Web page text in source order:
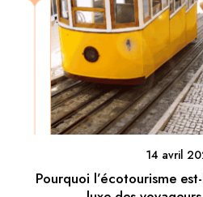
14 avril
Pourquoi l’écotourisme